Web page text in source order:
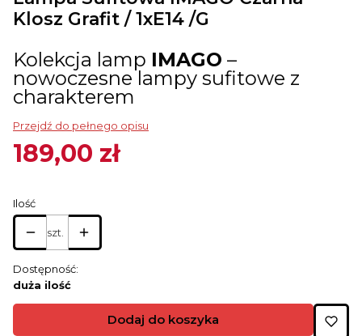
Klosz Grafit / 1xE14 /G
Kolekcja lamp IMAGO –
nowoczesne lampy sufitowe z
charakterem
Przejdź do pełnego opisu
Cena
189,00 zł
Ilość
szt.
Dostępność:
duża ilość
Dodaj do koszyka